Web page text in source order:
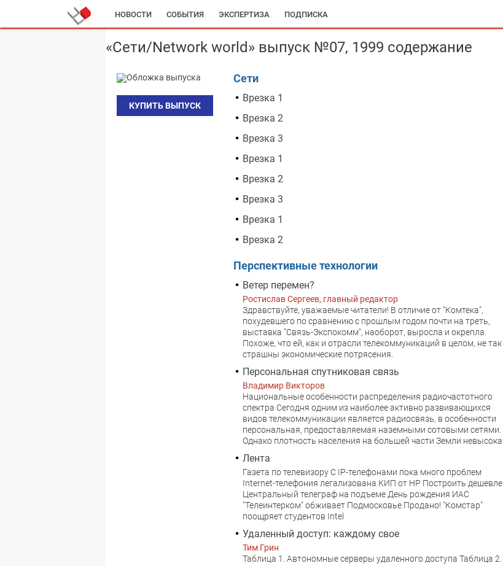
НОВОСТИ СОБЫТИЯ ЭКСПЕРТИЗА ПОДПИСКА
«Сети/Network world» выпуск №07, 1999 содержание
КУПИТЬ ВЫПУСК
Сети
Врезка 1
Врезка 2
Врезка 3
Врезка 1
Врезка 2
Врезка 3
Врезка 1
Врезка 2
Перспективные технологии
Ветер перемен?
Ростислав Сергеев, главный редактор
Здравствуйте, уважаемые читатели! В отличие от "Комтека",
похудевшего по сравнению с прошлым годом почти на треть,
выставка "Связь-Экспокомм", наоборот, выросла и окрепла.
Похоже, что ей, как и отрасли телекоммуникаций в целом, не так
страшны экономические потрясения.
Персональная спутниковая связь
Владимир Викторов
Национальные особенности распределения радиочастотного
спектра Сегодня одним из наиболее активно развивающихся
видов телекоммуникации является радиосвязь, в особенности
персональная, предоставляемая наземными сотовыми сетями.
Однако плотность населения на большей части Земли невысока
Лента
Газета по телевизору С IP-телефонами пока много проблем
Internet-телефония легализована КИП от НР Построить дешевле
Центральный телеграф на подъеме День рождения ИАС
"Телеинтерком" обживает Подмосковье Продано! "Комстар"
поощряет студентов Intel
Удаленный доступ: каждому свое
Тим Грин
Таблица 1. Автономные серверы удаленного доступа Таблица 2.